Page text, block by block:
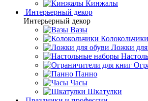
Кинжалы
Интерьерный декор
Интерьерный декор
Вазы
Колокольчики
Ложки для
Панно
Часы
Шкатулки